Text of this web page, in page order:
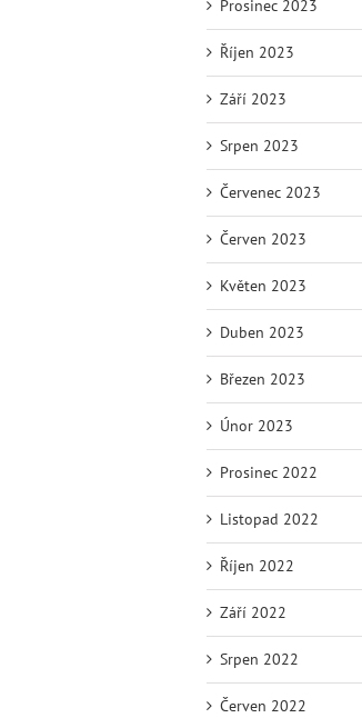
Prosinec 2023
Říjen 2023
Září 2023
Srpen 2023
Červenec 2023
Červen 2023
Květen 2023
Duben 2023
Březen 2023
Únor 2023
Prosinec 2022
Listopad 2022
Říjen 2022
Září 2022
Srpen 2022
Červen 2022